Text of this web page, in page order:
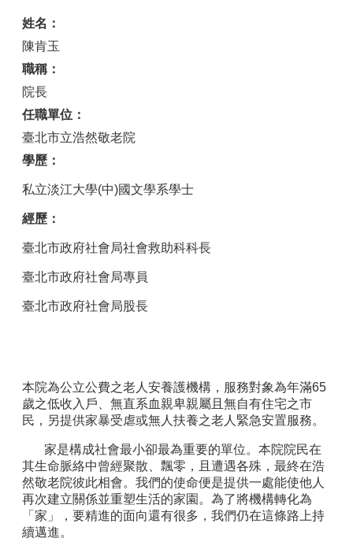
姓名：
陳肯玉
職稱：
院長
任職單位：
臺北市立浩然敬老院
學歷：
私立淡江大學(中)國文學系學士
經歷：
臺北市政府社會局社會救助科科長
臺北市政府社會局專員
臺北市政府社會局股長
本院為公立公費之老人安養護機構，服務對象為年滿65
歲之低收入戶、無直系血親卑親屬且無自有住宅之市
民，另提供家暴受虐或無人扶養之老人緊急安置服務。
家是構成社會最小卻最為重要的單位。本院院民在
其生命脈絡中曾經聚散、飄零，且遭遇各殊，最終在浩
然敬老院彼此相會。我們的使命便是提供一處能使他人
再次建立關係並重塑生活的家園。為了將機構轉化為
「家」，要精進的面向還有很多，我們仍在這條路上持
續邁進。